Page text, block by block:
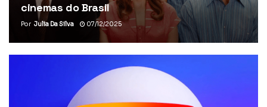
cinemas do Brasil
Por Julia Da Silva 07/12/2025